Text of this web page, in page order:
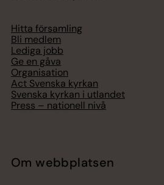
Hitta församling
Bli medlem
Lediga jobb
Ge en gåva
Organisation
Act Svenska kyrkan
Svenska kyrkan i utlandet
Press – nationell nivå
Om webbplatsen